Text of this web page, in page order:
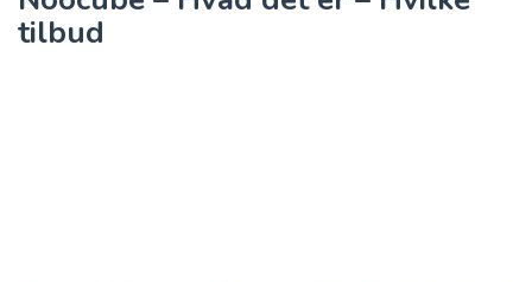
tilbud